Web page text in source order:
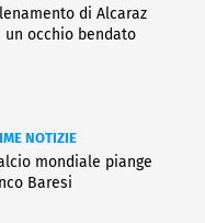
di Alcaraz
un occhio bendato
NOTIZIE
mondiale piange
Baresi